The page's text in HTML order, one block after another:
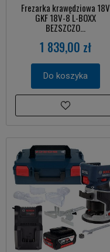
Frezarka krawędziowa 18V
GKF 18V-8 L-BOXX
BEZSZCZO...
1 839,00 zł
Do koszyka